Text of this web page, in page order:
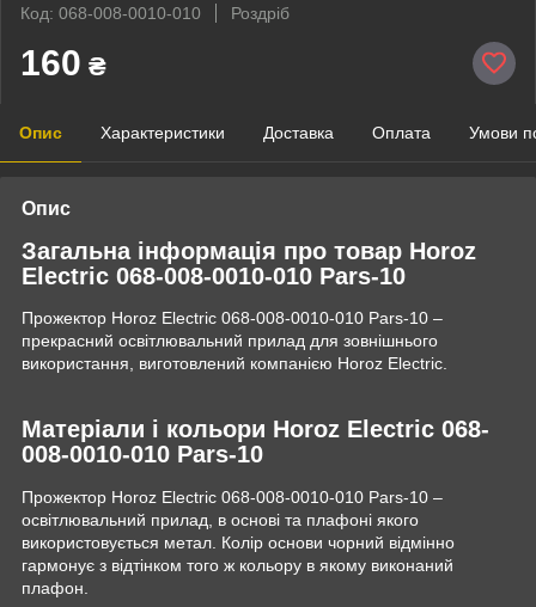
Код: 068-008-0010-010
Роздріб
160 ₴
Опис Характеристики Доставка Оплата Умови
Опис
Загальна інформація про товар Horoz
Electric 068-008-0010-010 Pars-10
Прожектор Horoz Electric 068-008-0010-010 Pars-10 –
прекрасний освітлювальний прилад для зовнішнього
використання, виготовлений компанією Horoz Electric.
Матеріали і кольори Horoz Electric 068-
008-0010-010 Pars-10
Прожектор Horoz Electric 068-008-0010-010 Pars-10 –
освітлювальний прилад, в основі та плафоні якого
використовується метал. Колір основи чорний відмінно
гармонує з відтінком того ж кольору в якому виконаний
плафон.